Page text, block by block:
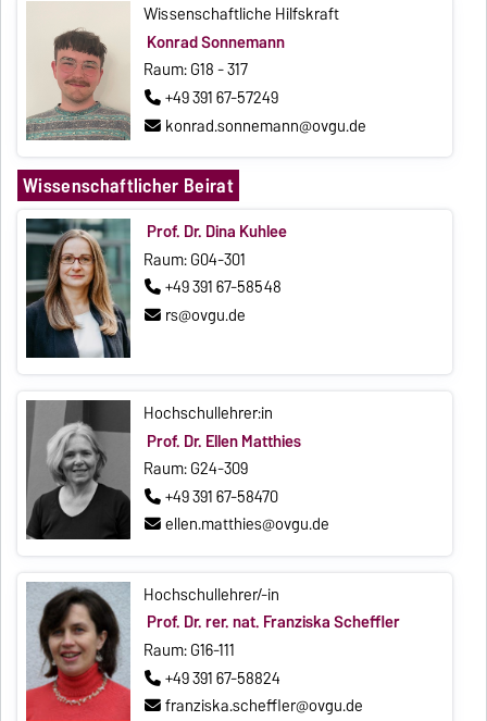
Wissenschaftliche Hilfskraft
Konrad Sonnemann
Raum: G18 - 317
+49 391 67-57249
konrad.sonnemann@ovgu.de
Wissenschaftlicher Beirat
Prof. Dr. Dina Kuhlee
Raum: G04-301
+49 391 67-58548
rs@ovgu.de
Hochschullehrer:in
Prof. Dr. Ellen Matthies
Raum: G24-309
+49 391 67-58470
ellen.matthies@ovgu.de
Hochschullehrer/-in
Prof. Dr. rer. nat. Franziska Scheffler
Raum: G16-111
+49 391 67-58824
franziska.scheffler@ovgu.de